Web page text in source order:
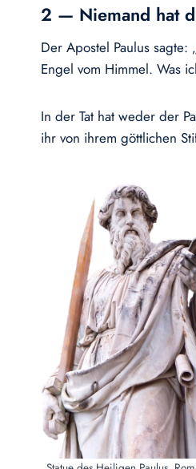
2 — Niemand hat
Der Apostel Paulus
Engel vom Himmel. Was
In der Tat hat weder der
ihr von ihrem göttlichen